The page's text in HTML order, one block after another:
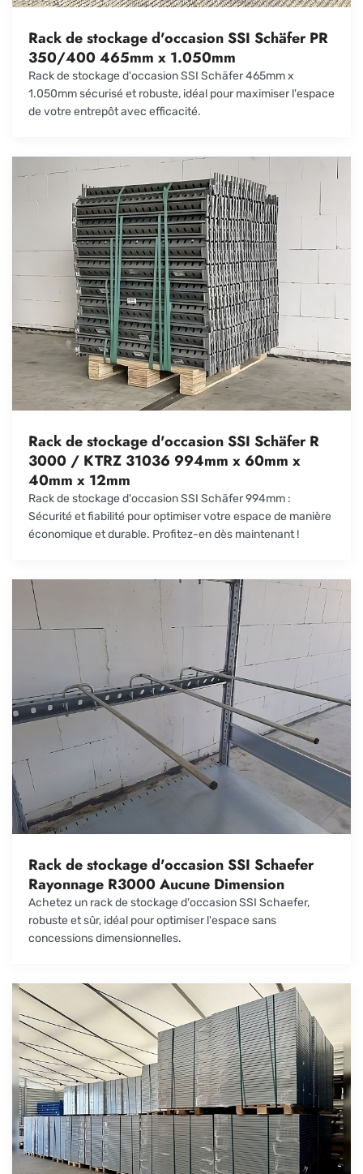
Rack de stockage d'occasion SSI Schäfer PR
350/400 465mm x 1.050mm
Rack de stockage d'occasion SSI Schäfer 465mm x
1.050mm sécurisé et robuste, idéal pour maximiser l'espace
de votre entrepôt avec efficacité.
Rack de stockage d'occasion SSI Schäfer R
3000 / KTRZ 31036 994mm x 60mm x
40mm x 12mm
Rack de stockage d'occasion SSI Schäfer 994mm :
Sécurité et fiabilité pour optimiser votre espace de manière
économique et durable. Profitez-en dès maintenant !
Rack de stockage d'occasion SSI Schaefer
Rayonnage R3000 Aucune Dimension
Achetez un rack de stockage d'occasion SSI Schaefer,
robuste et sûr, idéal pour optimiser l'espace sans
concessions dimensionnelles.